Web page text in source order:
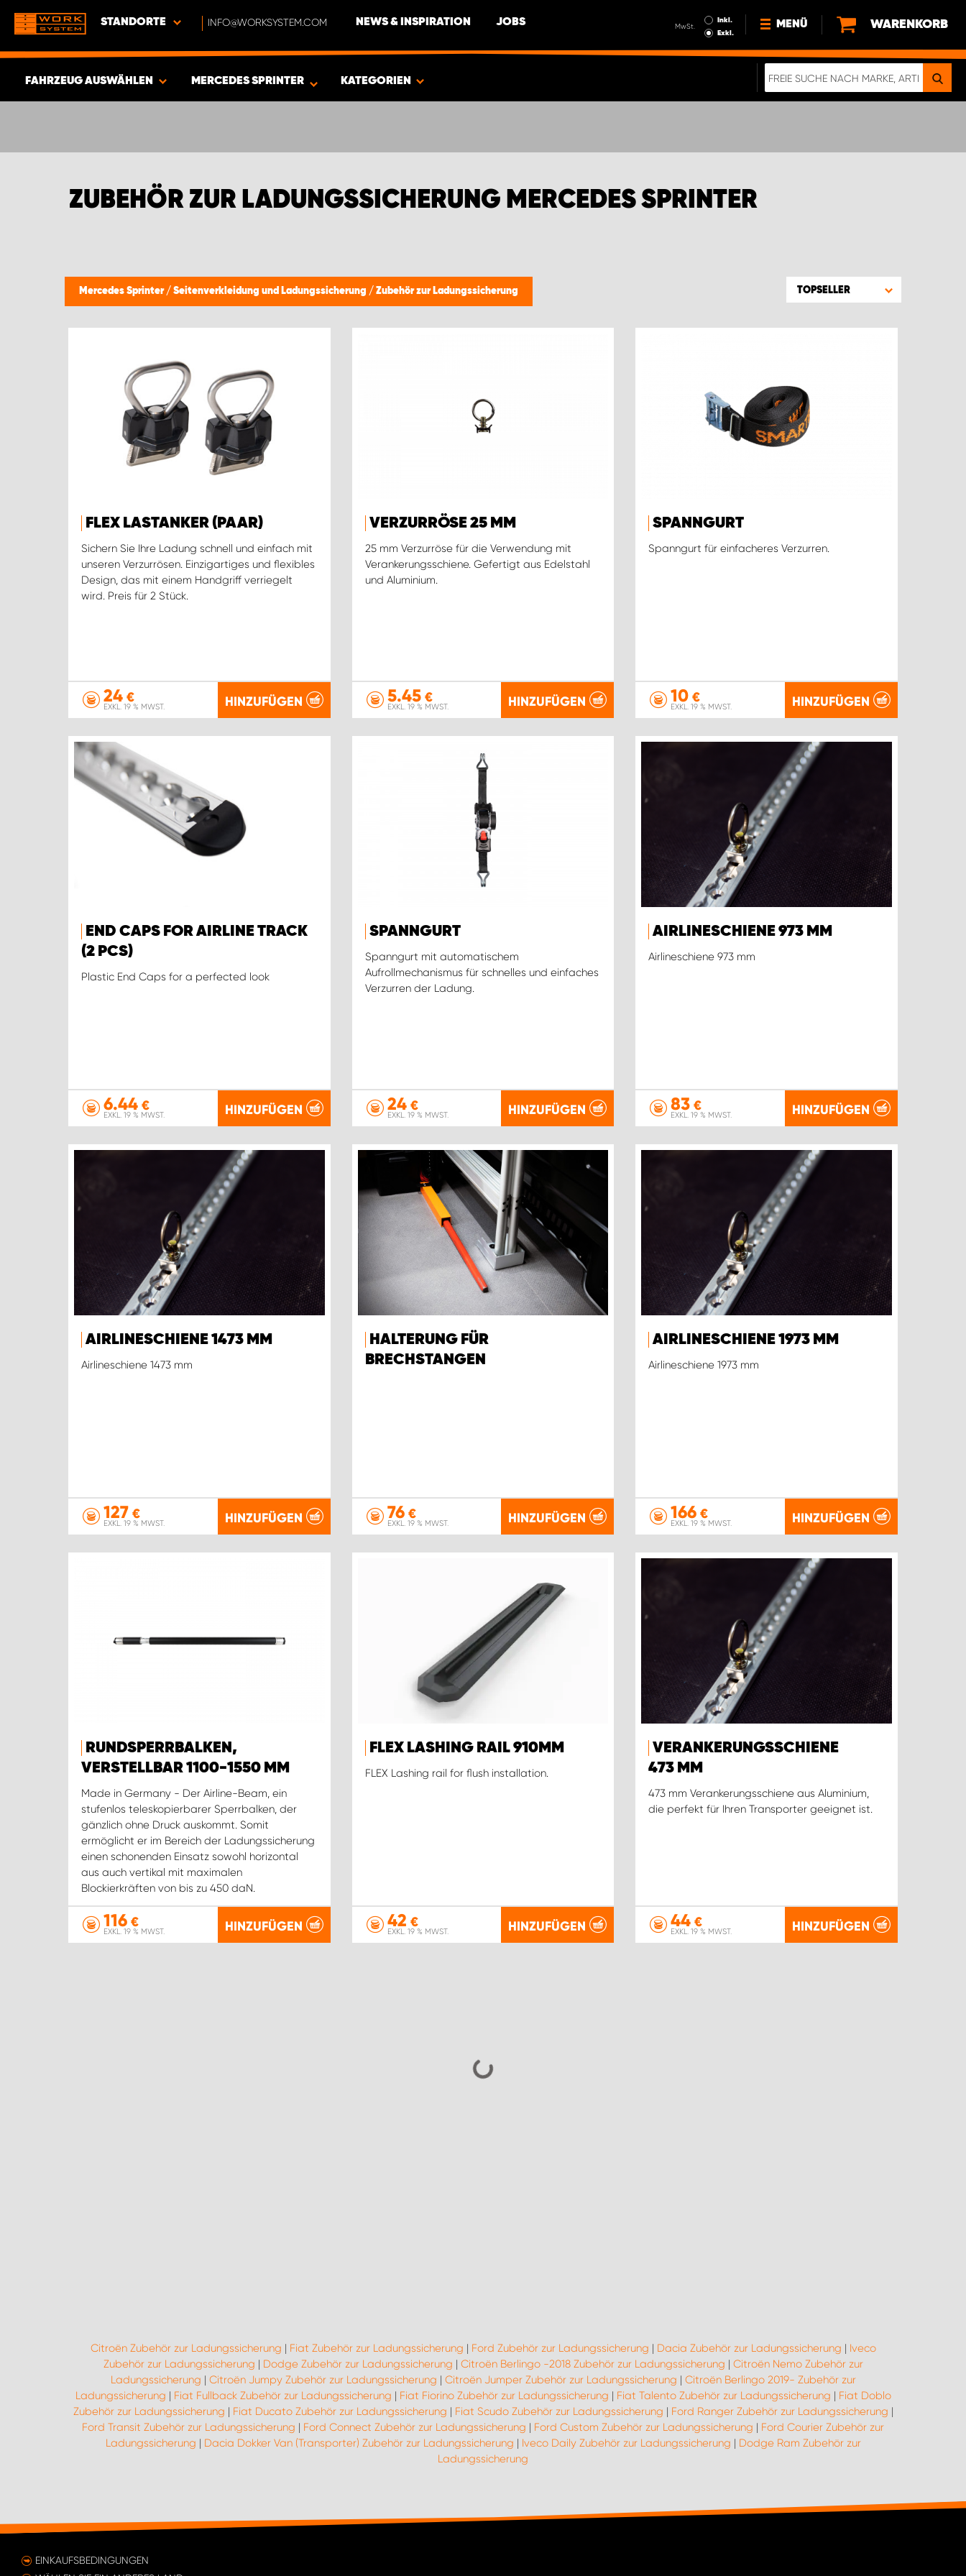
STANDORTE INFO@WORKSYSTEM.COM NEWS & INSPIRATION JOBS MwSt.
Inkl.
Exkl.
MENÜ
NEWS
WARENKORB
FAHRZEUG AUSWÄHLEN
ARTIKEL
MERCEDES SPRINTER KATEGORIEN
ZUBEHÖR ZUR LADUNGSSICHERUNG MERCEDES SPRINTER
Mercedes Sprinter / Seitenverkleidung und Ladungssicherung / Zubehör zur Ladungssicherung TOPSELLER
FLEX LASTANKER (PAAR)
Sichern Sie Ihre Ladung schnell und einfach mit
unseren Verzurrösen. Einzigartiges und flexibles
Design, das mit einem Handgriff verriegelt
wird. Preis für 2 Stück.
24 €
EXKL. 19 % MWST. HINZUFÜGEN
VERZURRÖSE 25 MM
25 mm Verzurröse für die Verwendung mit
Verankerungsschiene. Gefertigt aus Edelstahl
und Aluminium.
5.45€
EXKL. 19 % MWST. HINZUFÜGEN
SPANNGURT
Spanngurt für einfacheres Verzurren.
10 €
EXKL. 19 % MWST. HINZUFÜGEN
END CAPS FOR AIRLINE TRACK
(2 PCS)
Plastic End Caps for a perfected look
6.44 €
EXKL. 19 % MWST. HINZUFÜGEN
SPANNGURT
Spanngurt mit automatischem
Aufrollmechanismus für schnelles und einfaches
Verzurren der Ladung.
24€
EXKL. 19 % MWST. HINZUFÜGEN
AIRLINESCHIENE 973 MM
Airlineschiene 973 mm
83 €
EXKL. 19 % MWST. HINZUFÜGEN
AIRLINESCHIENE 1473 MM
Airlineschiene 1473 mm
127 €
EXKL. 19 % MWST. HINZUFÜGEN
HALTERUNG FÜR
BRECHSTANGEN
76€
EXKL. 19 % MWST. HINZUFÜGEN
AIRLINESCHIENE 1973 MM
Airlineschiene 1973 mm
166 €
EXKL. 19 % MWST. HINZUFÜGEN
RUNDSPERRBALKEN,
VERSTELLBAR 1100-1550 MM
Made in Germany - Der Airline-Beam, ein
stufenlos teleskopierbarer Sperrbalken, der
gänzlich ohne Druck auskommt. Somit
ermöglicht er im Bereich der Ladungssicherung
einen schonenden Einsatz sowohl horizontal
aus auch vertikal mit maximalen
Blockierkräften von bis zu 450 daN.
116 €
EXKL. 19 % MWST. HINZUFÜGEN
FLEX LASHING RAIL 910MM
FLEX Lashing rail for flush installation.
42 €
EXKL. 19 % MWST. HINZUFÜGEN
VERANKERUNGSSCHIENE
473 MM
473 mm Verankerungsschiene aus Aluminium,
die perfekt für Ihren Transporter geeignet ist.
44 €
EXKL. 19 % MWST. HINZUFÜGEN
Citroën Zubehör zur Ladungssicherung | Fiat Zubehör zur Ladungssicherung | Ford Zubehör zur Ladungssicherung | Dacia Zubehör zur Ladungssicherung | Iveco
Zubehör zur Ladungssicherung | Dodge Zubehör zur Ladungssicherung | Citroën Berlingo -2018 Zubehör zur Ladungssicherung | Citroën Nemo Zubehör zur
Ladungssicherung | Citroën Jumpy Zubehör zur Ladungssicherung | Citroën Jumper Zubehör zur Ladungssicherung | Citroën Berlingo 2019- Zubehör zur
Ladungssicherung | Fiat Fullback Zubehör zur Ladungssicherung | Fiat Fiorino Zubehör zur Ladungssicherung | Fiat Talento Zubehör zur Ladungssicherung | Fiat Doblo
Zubehör zur Ladungssicherung | Fiat Ducato Zubehör zur Ladungssicherung | Fiat Scudo Zubehör zur Ladungssicherung | Ford Ranger Zubehör zur Ladungssicherung |
Ford Transit Zubehör zur Ladungssicherung | Ford Connect Zubehör zur Ladungssicherung | Ford Custom Zubehör zur Ladungssicherung | Ford Courier Zubehör zur
Ladungssicherung | Dacia Dokker Van (Transporter) Zubehör zur Ladungssicherung | Iveco Daily Zubehör zur Ladungssicherung | Dodge Ram Zubehör zur
Ladungssicherung
EINKAUFSBEDINGUNGEN